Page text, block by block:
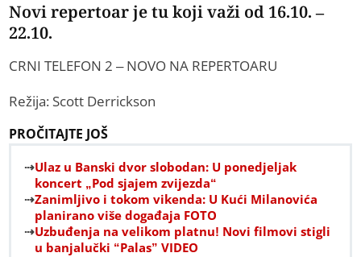
Novi repertoar je tu koji važi od 16.10. –
22.10.
CRNI TELEFON 2 – NOVO NA REPERTOARU
Režija: Scott Derrickson
PROČITAJTE JOŠ
Ulaz u Banski dvor slobodan: U ponedjeljak
koncert „Pod sjajem zvijezda“
Zanimljivo i tokom vikenda: U Kući Milanovića
planirano više događaja FOTO
Uzbuđenja na velikom platnu! Novi filmovi stigli
u banjalučki “Palas” VIDEO